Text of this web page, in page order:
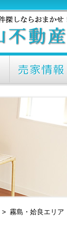
> 霧島・姶良エリア